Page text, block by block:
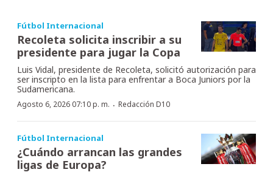
Fútbol Internacional
Recoleta solicita inscribir a su
presidente para jugar la Copa
Luis Vidal, presidente de Recoleta, solicitó autorización para
ser inscripto en la lista para enfrentar a Boca Juniors por la
Sudamericana.
Agosto 6, 2026 07:10 p. m. · Redacción D10
Fútbol Internacional
¿Cuándo arrancan las grandes
ligas de Europa?